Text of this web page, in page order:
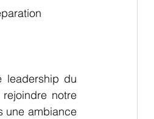
leadership du
notre
une ambiance